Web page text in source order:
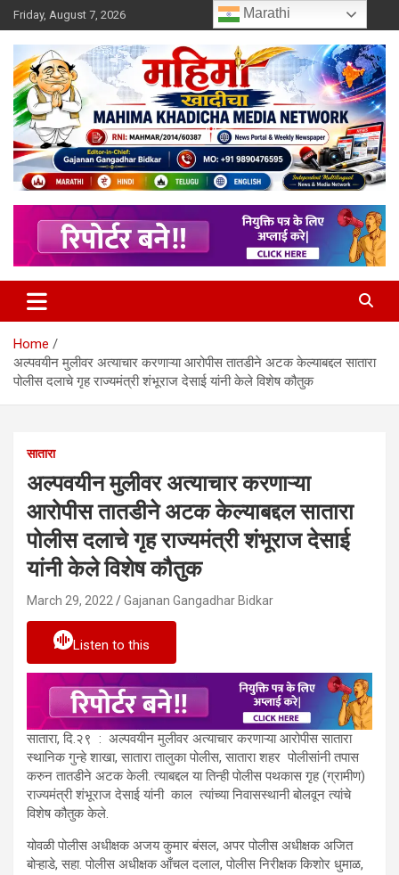
Skip
to
content
Friday, August 7, 2026
Mahimakhadicha
Home
अल्पवयीन मुलीवर अत्याचार करणाऱ्या आरोपीस तातडीने अटक केल्याबद्दल सातारा
पोलीस दलाचे गृह राज्यमंत्री शंभूराज देसाई यांनी केले विशेष कौतुक
सातारा
अल्पवयीन मुलीवर अत्याचार करणाऱ्या
आरोपीस तातडीने अटक केल्याबद्दल सातारा
पोलीस दलाचे गृह राज्यमंत्री शंभूराज देसाई
यांनी केले विशेष कौतुक
March 29, 2022 Gajanan Gangadhar Bidkar
Listen to this
सातारा, दि.२९ : अल्पवयीन मुलीवर अत्याचार करणाऱ्या आरोपीस सातारा
स्थानिक गुन्हे शाखा, सातारा तालुका पोलीस, सातारा शहर पोलीसांनी तपास
करुन तातडीने अटक केली. त्याबद्दल या तिन्ही पोलीस पथकास गृह (ग्रामीण)
राज्यमंत्री शंभूराज देसाई यांनी काल त्यांच्या निवासस्थानी बोलवून त्यांचे
विशेष कौतुक केले.
योवळी पोलीस अधीक्षक अजय कुमार बंसल, अपर पोलीस अधीक्षक अजित
बोऱ्हाडे, सहा. पोलीस अधीक्षक आँचल दलाल, पोलीस निरीक्षक किशोर धुमाळ,
Marathi